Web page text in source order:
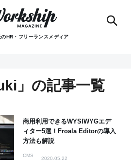
のHR・フリーランスメディア
」の記事一覧
商用利用できるWYSIWYGエデ
ィター5選！Froala Editorの導入
方法も解説
CMS
2020.05.22